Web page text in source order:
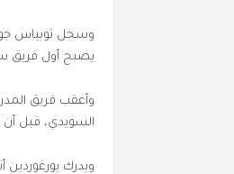
وسجل توبياس
يصبح أول فريق
السويدي، قبل أن يعود إلى طريق
ويدرك